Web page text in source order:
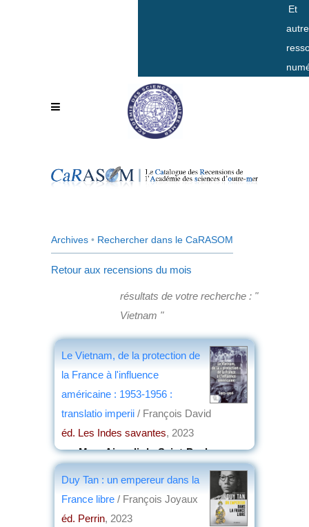
Et
Archives • Rechercher dans le CaRASOM
Retour aux recensions du mois
résultats de votre recherche : "
Vietnam "
Le Vietnam, de la protection de
la France à l'influence
américaine : 1953-1956 :
translatio imperii / François David
éd. Les Indes savantes, 2023
parMarc Aicardi-de-Saint-Paul
Duy Tan : un empereur dans la
France libre / François Joyaux
éd. Perrin, 2023